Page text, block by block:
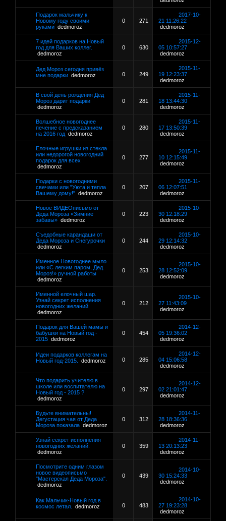
Подарок мальчику к
Новому году своими
руками dedmoroz
0 271
2017-10-
21 11:26:22
dedmoroz
7 идей подарков на Новый
год для Ваших коллег.
dedmoroz
0 630
2015-12-
05 10:57:27
dedmoroz
Дед Мороз сегодня привёз
мне подарки dedmoroz 0 249
2015-11-
19 12:23:37
dedmoroz
В свой день рождения Дед
Мороз дарит подарки
dedmoroz
0 281
2015-11-
18 13:44:30
dedmoroz
Волшебное новогоднее
печение с предсказанием
на 2016 год dedmoroz
0 280
2015-11-
17 13:50:39
dedmoroz
Елочные игрушки из стекла
или недорогой новогодний
подарок для всех
dedmoroz
0 277
2015-11-
10 12:15:49
dedmoroz
Подарки с новогодними
свечами или "Уюта и тепла
Вашему дому!" dedmoroz
0 207
2015-11-
06 12:07:51
dedmoroz
Новое ВИДЕОписьмо от
Деда Мороза «Зимние
забавы» dedmoroz
0 223
2015-10-
30 12:18:29
dedmoroz
Съедобные карандаши от
Деда Мороза и Снегурочки
dedmoroz
0 244
2015-10-
29 12:14:32
dedmoroz
Именное Новогоднее мыло
или «С легким паром, Дед
Мороз!» ручной работы
dedmoroz
0 253
2015-10-
28 12:52:09
dedmoroz
Именной елочный шар.
Узнай секрет исполнения
новогодних желаний
dedmoroz
0 212
2015-10-
27 11:43:09
dedmoroz
Подарок для Вашей мамы и
бабушки на Новый год -
2015 dedmoroz
0 454
2014-12-
05 19:36:02
dedmoroz
Идеи подарков коллегам на
Новый год-2015.
dedmoroz 0 285
2014-12-
04 15:06:58
dedmoroz
Что подарить учителю в
школе или воспитателю на
Новый год - 2015 ?
dedmoroz
0 297
2014-12-
02 21:01:47
dedmoroz
Будьте внимательны!
Дегустация чая от Деда
Мороза показала dedmoroz
0 312
2014-11-
28 18:36:36
dedmoroz
Узнай секрет исполнения
новогодних желаний.
dedmoroz
0 359
2014-11-
13 20:13:23
dedmoroz
Посмотрите одним глазом
новое видеописьмо
"Мастерская Деда Мороза".
dedmoroz
0 439
2014-10-
30 15:24:33
dedmoroz
Как Мальчик-Новый год в
космос летал.
dedmoroz 0 483
2014-10-
27 19:23:28
dedmoroz